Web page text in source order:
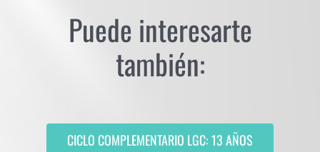
Puede interesarte
también:
CICLO COMPLEMENTARIO LGC: 13 AÑOS